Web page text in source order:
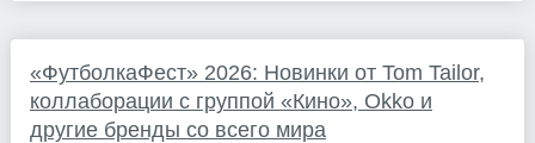
«ФутболкаФест» 2026: Новинки от Tom Tailor,
коллаборации с группой «Кино», Okko и
другие бренды со всего мира